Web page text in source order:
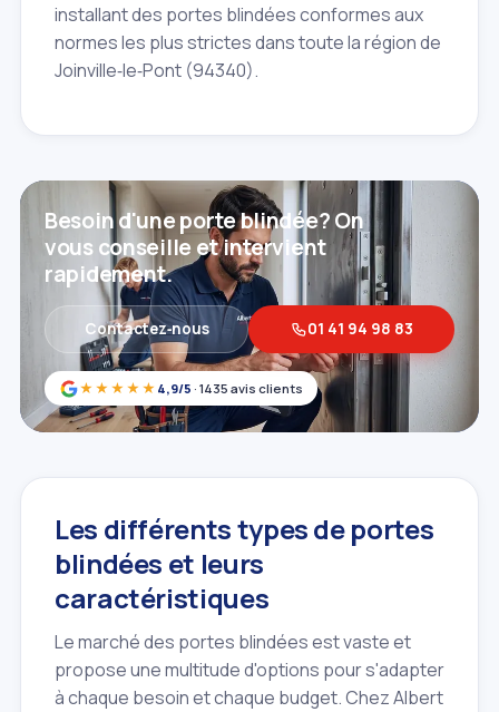
installant des portes blindées conformes aux
normes les plus strictes dans toute la région de
Joinville‑le‑Pont (94340).
★★★★★ 4,9/5 · 1435 avis clients
Besoin d'une porte blindée? On
vous conseille et intervient
rapidement.
Contactez‑nous 01 41 94 98 83
Les différents types de portes
blindées et leurs
caractéristiques
Le marché des portes blindées est vaste et
propose une multitude d'options pour s'adapter
à chaque besoin et chaque budget. Chez Albert